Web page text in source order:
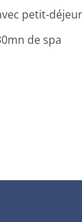
petit-
de spa